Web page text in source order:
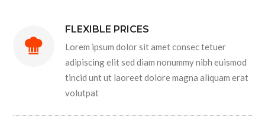
FLEXIBLE PRICES
Lorem ipsum dolor sit amet consec tetuer
adipiscing elit sed diam nonummy nibh euismod
tincid unt ut laoreet dolore magna aliquam erat
volutpat